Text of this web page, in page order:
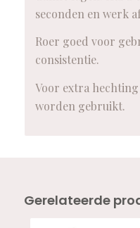
seconden en werk
Roer goed voor
consistentie.
Voor extra
worden gebruikt.
Gerelateerde